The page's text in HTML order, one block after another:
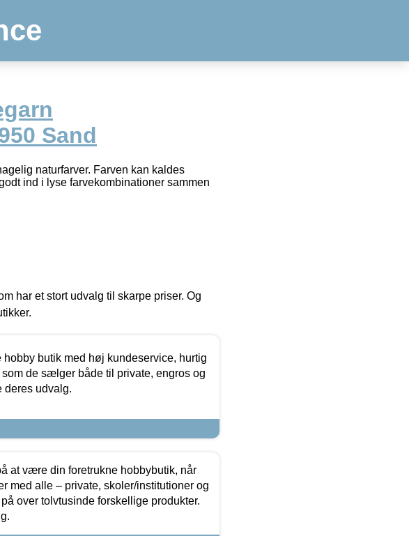
Sand
naturfarver. Farven kan kaldes
ind i lyse farvekombinationer sammen
har et stort udvalg til skarpe priser. Og
hobby butik med høj kundeservice, hurtig
som de sælger både til private, engros og
deres udvalg.
at være din foretrukne hobbybutik, når
med alle – private, skoler/institutioner og
over tolvtusinde forskellige produkter.